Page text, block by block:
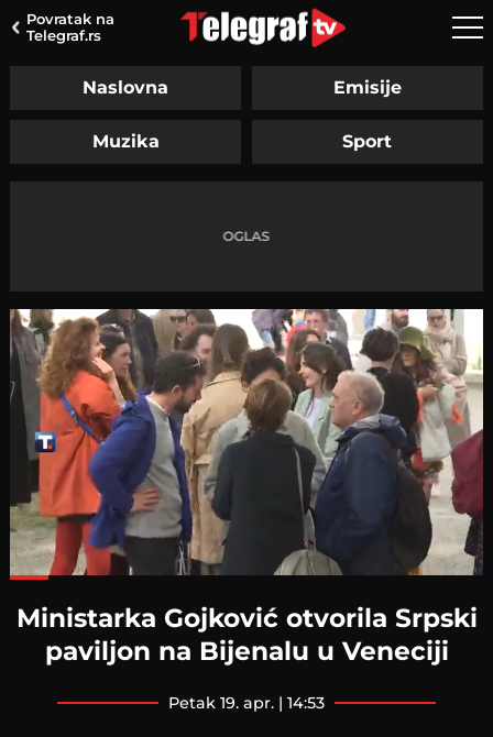
Povratak na
Telegraf.rs
Naslovna Emisije
Muzika Sport
Ministarka Gojković otvorila Srpski
paviljon na Bijenalu u Veneciji
petak 19. apr. | 14:53